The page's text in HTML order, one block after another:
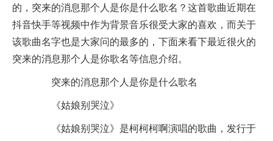
的，突来的消息那个人是你是什么歌名？这首歌曲近期在
抖音快手等视频中作为背景音乐很受大家的喜欢，而关于
该歌曲名字也是大家问的最多的，下面来看下最近很火的
突来的消息那个人是你歌名等信息介绍。
突来的消息那个人是你是什么歌名
《姑娘别哭泣》
《姑娘别哭泣》是柯柯柯啊演唱的歌曲，发行于